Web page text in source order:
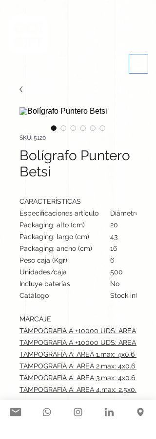
SKU: 5120
Bolígrafo Puntero
Betsi
CARACTERÍSTICAS
Especificaciones artículo
Diámetro: 1.1
Packaging: alto (cm)
20
Packaging: largo (cm)
43
Packaging: ancho (cm)
16
Peso caja (Kgr)
6
Unidades/caja
500
Incluye baterías
No
Catálogo
Stock
MARCAJE
TAMPOGRAFÍA A +10000 UDS: AREA
TAMPOGRAFÍA A +10000 UDS: AREA
TAMPOGRAFÍA A: AREA 1.max: 4x0.6 cm
TAMPOGRAFÍA A: AREA 2.max: 4x0.6 cm
TAMPOGRAFÍA A: AREA 3.max: 4x0.6 cm
TAMPOGRAFÍA A: AREA 4.max: 2.5x0.6 cm